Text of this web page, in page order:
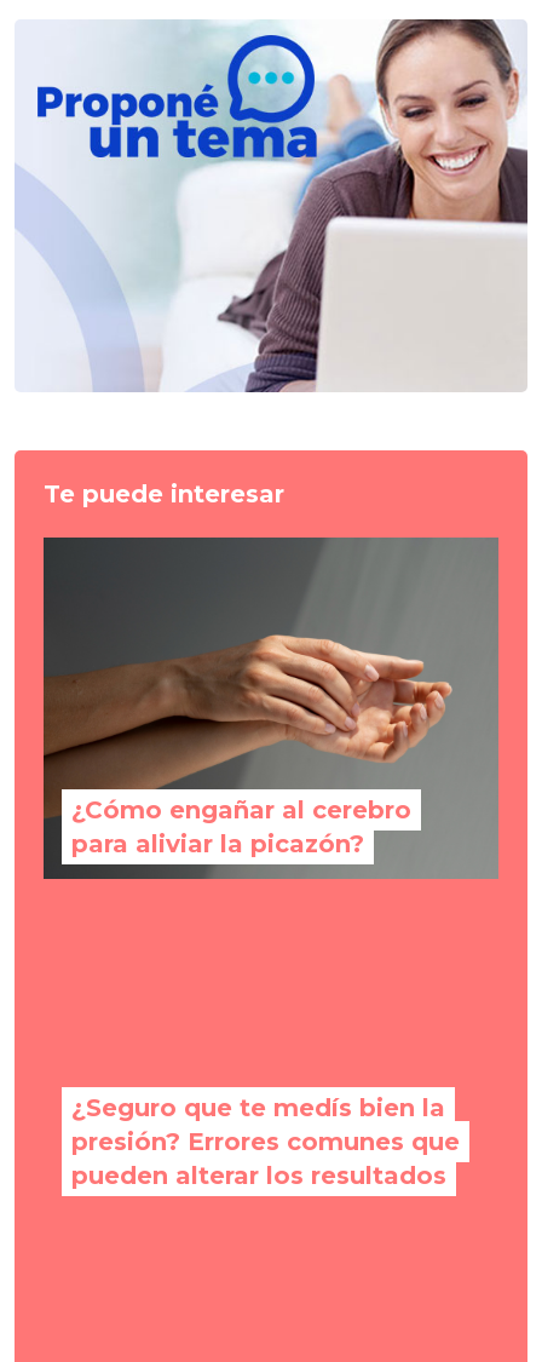
Te puede interesar
¿Cómo engañar al cerebro
para aliviar la picazón?
¿Seguro que te medís bien la